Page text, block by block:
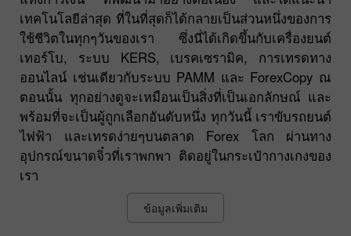
เทคโนโลยีล่าสุด ที่ในที่สุดก็ได้กลายเป็นส่วนหนึ่งของการ
ใช้ชีวิตในทุกๆวันของเรา ซึ่งนี่ได้เกิดขึ้นกับเครื่องยนต์
เทอร์โบ, ระบบ KERS, เบรคเซรามิค, การเทรดทาง
ออนไลน์ เช่นเดียวกับระบบ PAMM และ ForexCopy ณ
ตอนนั้น ทุกอย่างดูจะเหมือนเป็นสิ่งที่เป็นเอกลักษณ์ และ
พร้อมที่จะเป็นผู้ถูกเลือกอันดับหนึ่ง ทุกวันนี้ เราขับรถยนต์
ไฟฟ้า และเทรดง่ายๆบนตลาด Forex โลก ผ่านทาง
อุปกรณ์ขนาดจิ๋วที่เราพกพา ติดอยู่ในกระเป๋ากางเกงของ
เรา
ข้อมูลเพิ่มเติม